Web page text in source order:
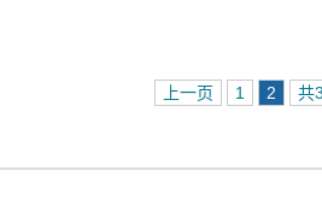
上一页 1 2 共